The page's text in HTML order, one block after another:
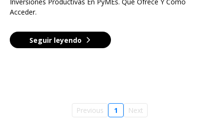
Inversiones Productivas En PyMEs. Qué Ofrece Y Cómo
Acceder.
Seguir leyendo
Previous 1 Next